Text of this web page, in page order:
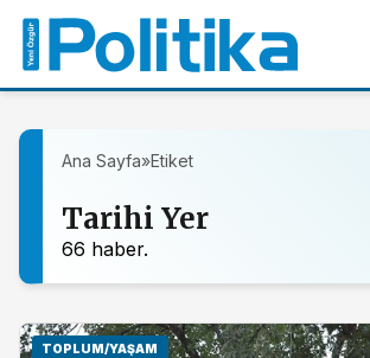
Ana Sayfa»Etiket
Tarihi Yer
66 haber.
TOPLUM/YAŞAM